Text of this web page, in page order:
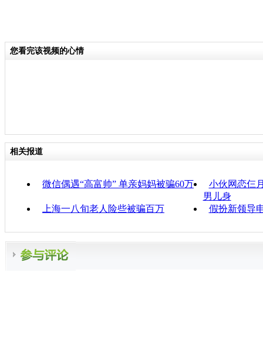
您看完该视频的心情
相关报道
微信偶遇“高富帅” 单亲妈妈被骗60万
小伙网恋仨
男儿身
上海一八旬老人险些被骗百万
假扮新领导